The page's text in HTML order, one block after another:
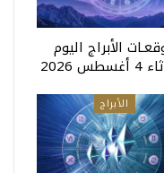
الأبراج اليوم
2026
الأبراج